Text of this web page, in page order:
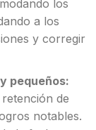
los
a los
y corregir
pequeños:
de
notables.